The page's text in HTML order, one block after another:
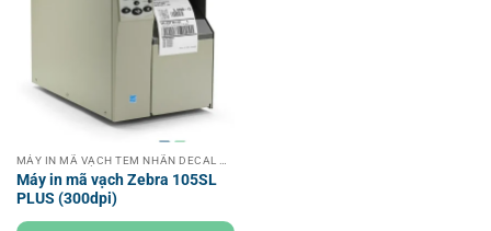
Máy in mã vạch Zebra 105SL
PLUS (300dpi)